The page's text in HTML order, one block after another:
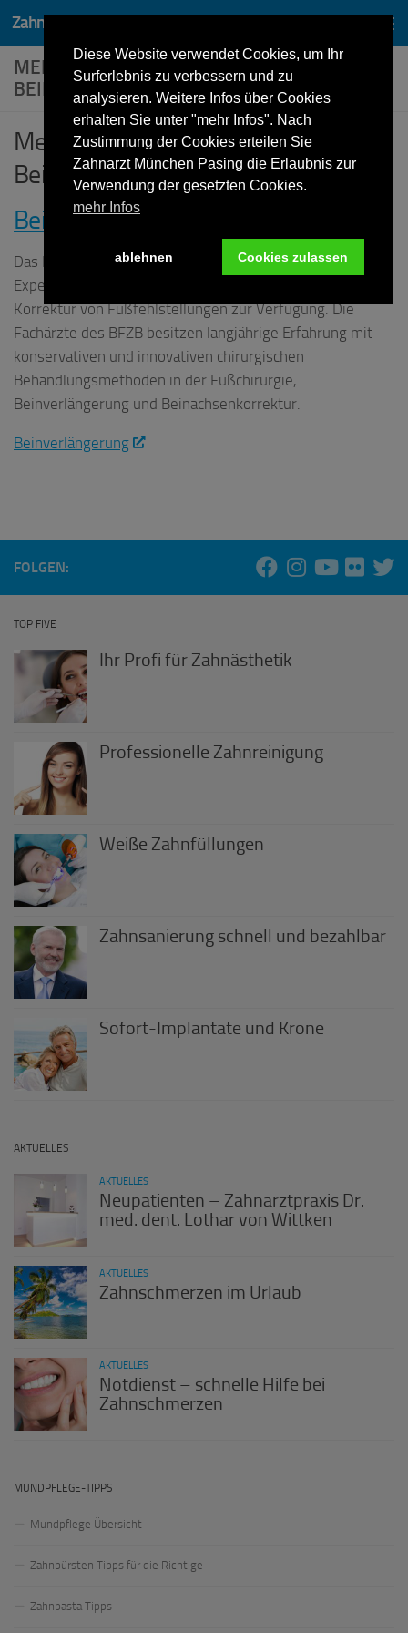
Zum Inhalt springen
MEDIZINISCHE UND KOSMETISCHE
BEINVERLÄNGERUNG
Medizinische und kosmetische
Beinverlängerung
Beinverlängerung
Das Bein- und Fußzentrum Bayern steht Ihnen als
Experte für
Korrektur von Fußfehlstellungen zur Verfügung. Die
Fachärzte des BFZB besitzen langjährige Erfahrung mit
konservativen und innovativen chirurgischen
Behandlungsmethoden in der Fußchirurgie,
Beinverlängerung und Beinachsenkorrektur.
Beinverlängerung
FOLGEN:
TOP FIVE
Ihr Profi für Zahnästhetik
Professionelle Zahnreinigung
Weiße Zahnfüllungen
Zahnsanierung schnell und bezahlbar
Sofort-Implantate und Krone
AKTUELLES
AKTUELLES
Neupatienten – Zahnarztpraxis Dr.
med. dent. Lothar von Wittken
AKTUELLES
Zahnschmerzen im Urlaub
AKTUELLES
Notdienst – schnelle Hilfe bei
Zahnschmerzen
MUNDPFLEGE-TIPPS
Mundpflege Übersicht
Zahnbürsten Tipps für die Richtige
Zahnpasta Tipps
Diese Website verwendet Cookies, um Ihr
Surferlebnis zu verbessern und zu
analysieren. Weitere Infos über Cookies
erhalten Sie unter "mehr Infos". Nach
Zustimmung der Cookies erteilen Sie
Zahnarzt München Pasing die Erlaubnis zur
Verwendung der gesetzten Cookies.
mehr Infos
ablehnen Cookies zulassen